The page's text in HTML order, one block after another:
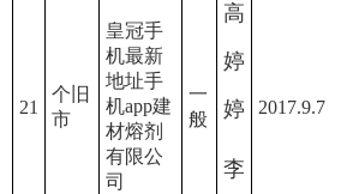
21
个旧
市
皇冠手
机最新
地址手
机app建
材熔剂
有限公
司
一
般
高
婷
婷
李
2017.9.7